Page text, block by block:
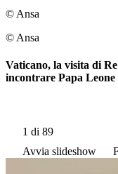
© Ansa
© Ansa
Vaticano, la visita di
incontrare Papa Leone
1 di 89
Avvia slideshow